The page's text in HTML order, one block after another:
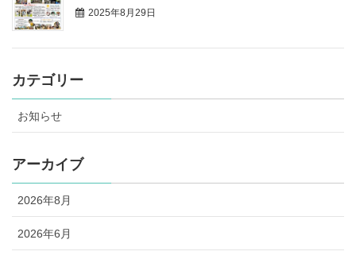
2025年8月29日
カテゴリー
お知らせ
アーカイブ
2026年8月
2026年6月